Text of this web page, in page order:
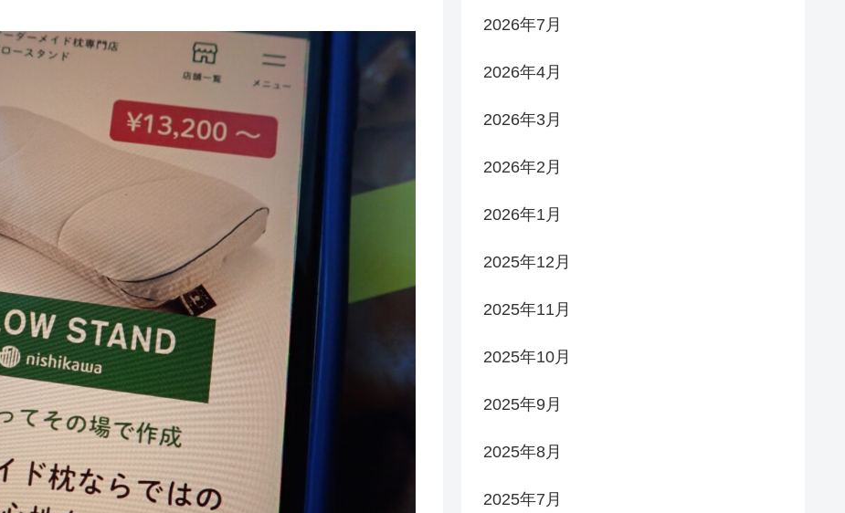
2026年7月
2026年4月
2026年3月
2026年2月
2026年1月
2025年12月
2025年11月
2025年10月
2025年9月
2025年8月
2025年7月